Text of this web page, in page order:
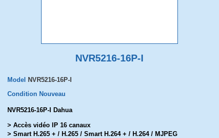
NVR5216-16P-I
Model
NVR5216-16P-I
Condition Nouveau
NVR5216-16P-I Dahua
> Accès vidéo IP 16 canaux
> Smart H.265 + / H.265 / Smart H.264 + / H.264 / MJPEG